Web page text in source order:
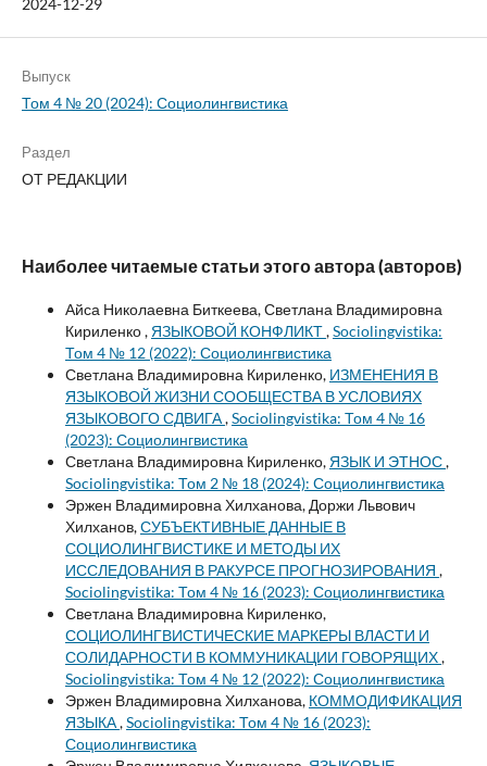
2024-12-29
Выпуск
Том 4 № 20 (2024): Социолингвистика
Раздел
ОТ РЕДАКЦИИ
Наиболее читаемые статьи этого автора (авторов)
Айса Николаевна Биткеева, Светлана Владимировна
Кириленко , ЯЗЫКОВОЙ КОНФЛИКТ,Sociolingvistika:
Том 4 № 12 (2022): Социолингвистика
Светлана Владимировна Кириленко, ИЗМЕНЕНИЯ В
ЯЗЫКОВОЙ ЖИЗНИ СООБЩЕСТВА В УСЛОВИЯХ
ЯЗЫКОВОГО СДВИГА,Sociolingvistika: Том 4 № 16
(2023): Социолингвистика
Светлана Владимировна Кириленко, ЯЗЫК И ЭТНОС,
Sociolingvistika: Том 2 № 18 (2024): Социолингвистика
Эржен Владимировна Хилханова, Доржи Львович
Хилханов,СУБЪЕКТИВНЫЕ ДАННЫЕ В
СОЦИОЛИНГВИСТИКЕ И МЕТОДЫ ИХ
ИССЛЕДОВАНИЯ В РАКУРСЕ ПРОГНОЗИРОВАНИЯ ,
Sociolingvistika: Том 4 № 16 (2023): Социолингвистика
Светлана Владимировна Кириленко,
СОЦИОЛИНГВИСТИЧЕСКИЕ МАРКЕРЫ ВЛАСТИ И
СОЛИДАРНОСТИ В КОММУНИКАЦИИ ГОВОРЯЩИХ,
Sociolingvistika: Том 4 № 12 (2022): Социолингвистика
Эржен Владимировна Хилханова, КОММОДИФИКАЦИЯ
ЯЗЫКА,Sociolingvistika: Том 4 № 16 (2023):
Социолингвистика